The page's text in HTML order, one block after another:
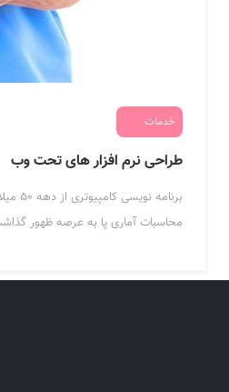
خدمات
طراحی نرم افزار های تحت وب
محاسبات آماری پا به عرصه ظهور